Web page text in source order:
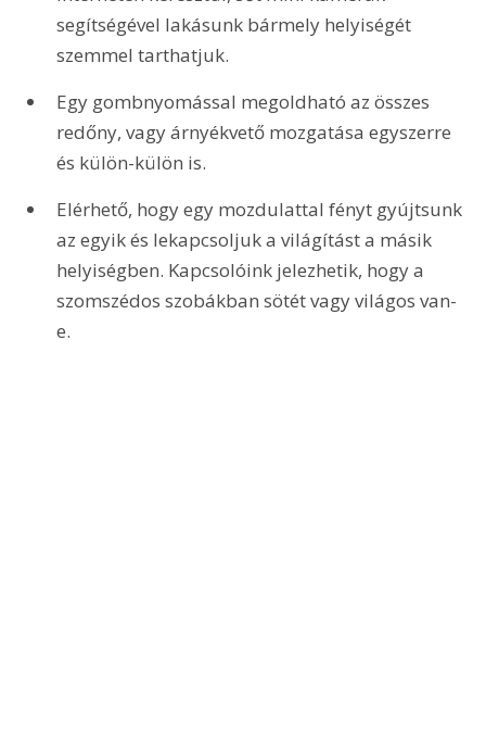
segítségével lakásunk bármely helyiségét
szemmel tarthatjuk.
Egy gombnyomással megoldható az összes
redőny, vagy árnyékvető mozgatása egyszerre
és külön-külön is.
Elérhető, hogy egy mozdulattal fényt gyújtsunk
az egyik és lekapcsoljuk a világítást a másik
helyiségben. Kapcsolóink jelezhetik, hogy a
szomszédos szobákban sötét vagy világos van-
e.